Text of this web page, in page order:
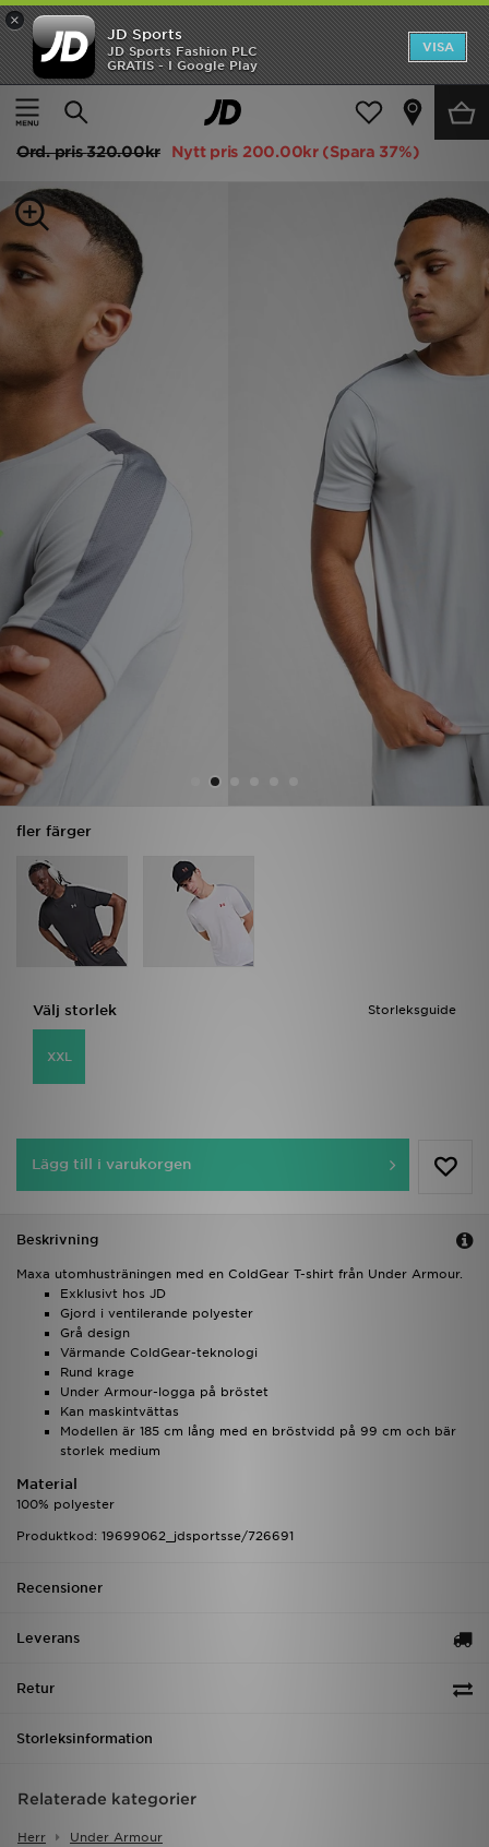
×
JD Sports
JD Sports Fashion PLC
GRATIS - I Google Play
VISA
Hem
Herr Herrkläder T-Shirts och Linnen
Under Armour ColdGear T-shirt Herr
Ord. pris320.00kr Nytt pris 200.00kr (Spara 37%)
fler färger
Storleksguide
Välj storlek
XXL
Lägg till i varukorgen
Beskrivning
Maxa utomhusträningen med en ColdGear T-shirt från Under Armour.
Exklusivt hos JD
Gjord i ventilerande polyester
Grå design
Värmande ColdGear-teknologi
Rund krage
Under Armour-logga på bröstet
Kan maskintvättas
Modellen är 185 cm lång med en bröstvidd på 99 cm och bär
storlek medium
Material
100% polyester
Produktkod: 19699062_jdsportsse/726691
Recensioner
Leverans
Retur
Storleksinformation
Relaterade kategorier
Herr Under Armour
Hem
REA
Herr
Dam
Barn
Varumärken
Bästsäljare
Sport
Ladda ner appen
Mitt JD
Mina meddelanden
Kundservice
JD Blogg